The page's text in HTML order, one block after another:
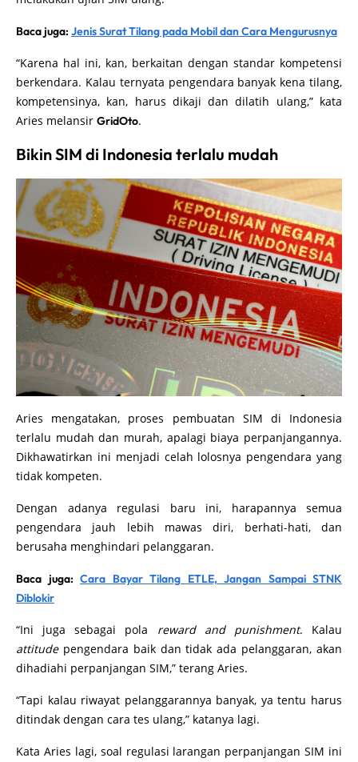
Baca juga: Jenis Surat Tilang pada Mobil dan Cara Mengurusnya
“Karena hal ini, kan, berkaitan dengan standar kompetensi
berkendara. Kalau ternyata pengendara banyak kena tilang,
kompetensinya, kan, harus dikaji dan dilatih ulang,” kata
Aries melansir GridOto.
Bikin SIM di Indonesia terlalu mudah
Aries mengatakan, proses pembuatan SIM di Indonesia
terlalu mudah dan murah, apalagi biaya perpanjangannya.
Dikhawatirkan ini menjadi celah lolosnya pengendara yang
tidak kompeten.
Dengan adanya regulasi baru ini, harapannya semua
pengendara jauh lebih mawas diri, berhati-hati, dan
berusaha menghindari pelanggaran.
Baca juga: Cara Bayar Tilang ETLE, Jangan Sampai STNK
Diblokir
“Ini juga sebagai pola reward and punishment. Kalau
attitudepengendara baik dan tidak ada pelanggaran, akan
dihadiahi perpanjangan SIM,” terang Aries.
“Tapi kalau riwayat pelanggarannya banyak, ya tentu harus
ditindak dengan cara tes ulang,” katanya lagi.
Kata Aries lagi, soal regulasi larangan perpanjangan SIM ini